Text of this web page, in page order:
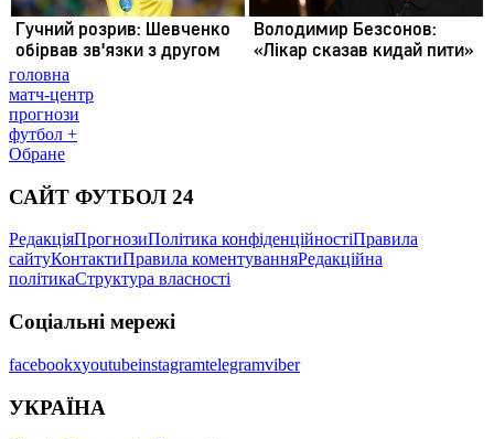
головна
матч-центр
прогнози
футбол +
Обране
САЙТ ФУТБОЛ 24
РедакціяПрогнозиПолітика конфіденційностіПравила
сайтуКонтактиПравила коментуванняРедакційна
політикаСтруктура власності
Соціальні мережі
facebookxyoutubeinstagramtelegramviber
УКРАЇНА